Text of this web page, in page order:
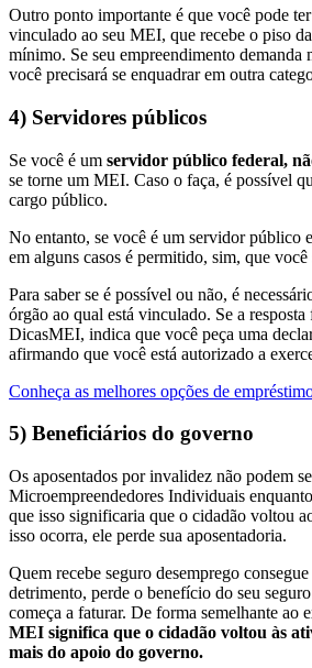
Outro ponto importante é que você pode ter
vinculado ao seu MEI, que recebe o piso
mínimo. Se seu empreendimento demanda
você precisará se enquadrar em outra
4) Servidores públicos
Se você é um servidor público federal,
se torne um MEI. Caso o faça, é possível
cargo público.
No entanto, se você é um servidor público
em alguns casos é permitido, sim, que
Para saber se é possível ou não, é
órgão ao qual está vinculado. Se a
DicasMEI, indica que você peça uma
afirmando que você está autorizado a
Conheça as melhores opções de
5) Beneficiários do governo
Os aposentados por invalidez não podem
Microempreendedores Individuais
que isso significaria que o cidadão voltou
isso ocorra, ele perde sua aposentadoria.
Quem recebe seguro desemprego
detrimento, perde o benefício do seu
começa a faturar. De forma semelhante ao
MEI significa que o cidadão voltou às
mais do apoio do governo.